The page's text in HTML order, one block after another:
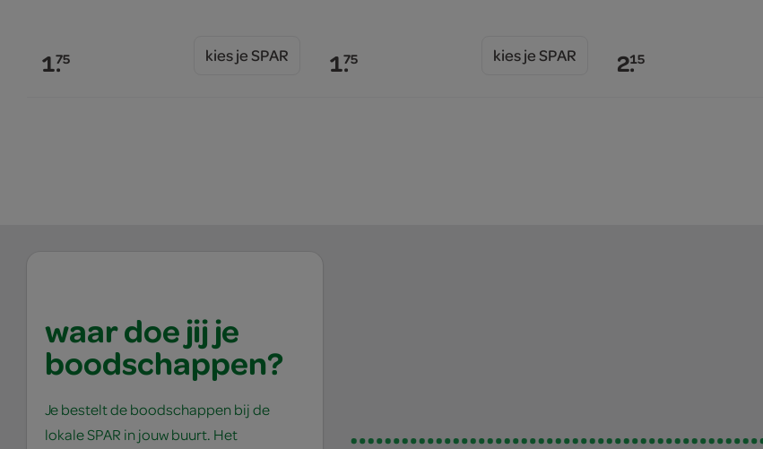
1.75 kies je SPAR 1.75 kies je SPAR 2.15
waar doe jij je
boodschappen?
Je bestelt de boodschappen bij de
lokale SPAR in jouw buurt. Het